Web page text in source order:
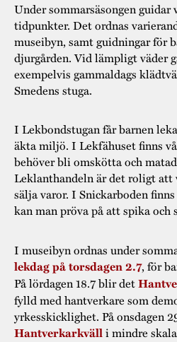
Under sommarsäsongen
tidpunkter. Det ordnas
museibyn, samt guidningar för
djurgården. Vid lämpligt väder
exempelvis gammaldags
Smedens stuga.
I Lekbondstugan får barnen
äkta miljö. I Lekfähuset finns
behöver bli omskötta och
Leklanthandeln är det roligt att
sälja varor. I Snickarboden
kan man pröva på att spika och
I museibyn ordnas under
lekdag på torsdagen 2.7, för
På lördagen 18.7 blir det
fylld med hantverkare som
yrkesskicklighet. På onsdagen
Hantverkarkvälli mindre